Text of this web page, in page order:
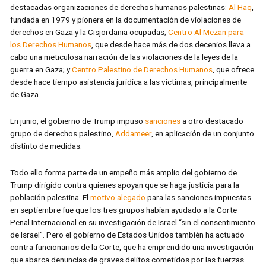
destacadas organizaciones de derechos humanos palestinas: Al Haq
fundada en 1979 y pionera en la documentación de violaciones de
derechos en Gaza y la Cisjordania ocupadas;Centro Al Mezan para
los Derechos Humanos , que desde hace más de dos decenios lleva a
cabo una meticulosa narración de las violaciones de la leyes de la
guerra en Gaza; yCentro Palestino de Derechos Humanos , que ofrece
desde hace tiempo asistencia jurídica a las víctimas, principalmente
de Gaza.
En junio, el gobierno de Trump impuso sancionesa otro destacado
grupo de derechos palestino, Addameer, en aplicación de un conjunto
distinto de medidas.
Todo ello forma parte de un empeño más amplio del gobierno de
Trump dirigido contra quienes apoyan que se haga justicia para la
población palestina. Elmotivo alegado para las sanciones impuestas
en septiembre fue que los tres grupos habían ayudado a la Corte
Penal Internacional en su investigación de Israel “sin el consentimiento
de Israel”. Pero el gobierno de Estados Unidos también ha actuado
contra funcionarios de la Corte, que ha emprendido una investigación
que abarca denuncias de graves delitos cometidos por las fuerzas